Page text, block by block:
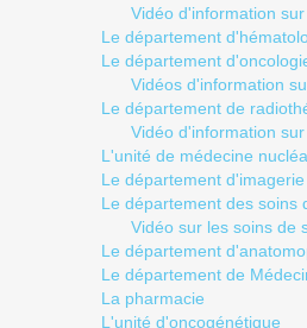
Vidéo d'information
Le département
Le département
Vidéos d'information
Le département de
Vidéo d'information
L'unité de médecine
Le département
Le département des soins
Vidéo sur les soins de
Le département
Le département de
La pharmacie
L'unité d'oncogénétique